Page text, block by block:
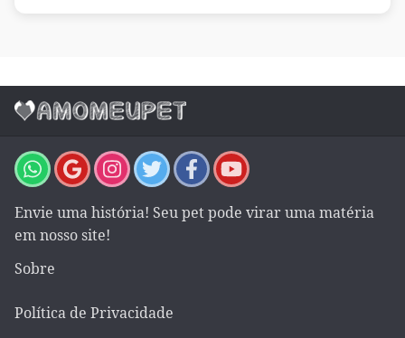
Envie uma história! Seu pet pode virar uma matéria
em nosso site!
Sobre
Política de Privacidade